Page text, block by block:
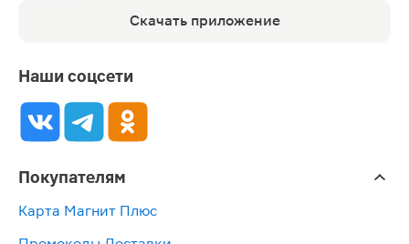
Скачать приложение
Наши соцсети
Покупателям
Карта Магнит Плюс